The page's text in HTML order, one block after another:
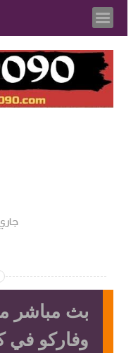
بث مباشر
وفاركو